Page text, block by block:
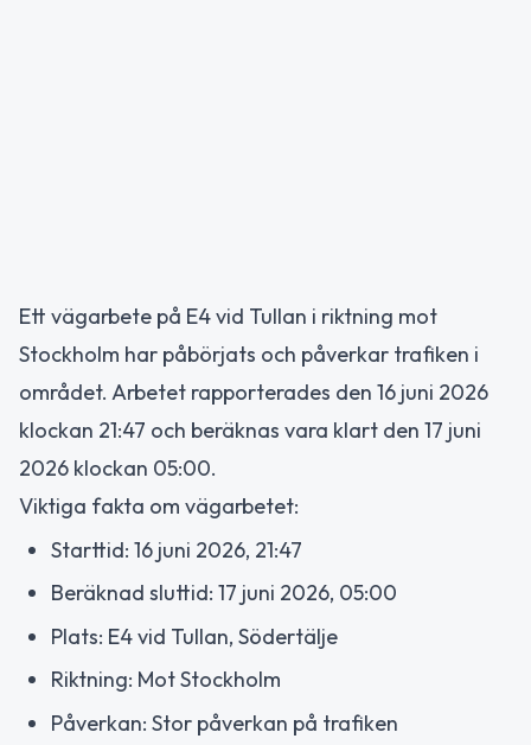
Ett vägarbete på E4 vid Tullan i riktning mot
Stockholm har påbörjats och påverkar trafiken i
området. Arbetet rapporterades den 16 juni 2026
klockan 21:47 och beräknas vara klart den 17 juni
2026 klockan 05:00.
Viktiga fakta om vägarbetet:
Starttid: 16 juni 2026, 21:47
Beräknad sluttid: 17 juni 2026, 05:00
Plats: E4 vid Tullan, Södertälje
Riktning: Mot Stockholm
Påverkan: Stor påverkan på trafiken